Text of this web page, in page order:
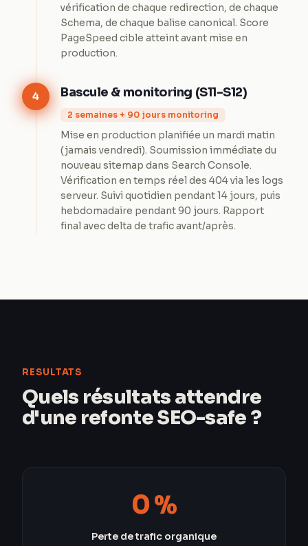
vérification de chaque redirection, de chaque
Schema, de chaque balise canonical. Score
PageSpeed cible atteint avant mise en
production.
4 Bascule & monitoring (S11-S12)
2 semaines + 90 jours monitoring
Mise en production planifiée un mardi matin
(jamais vendredi). Soumission immédiate du
nouveau sitemap dans Search Console.
Vérification en temps réel des 404 via les logs
serveur. Suivi quotidien pendant 14 jours, puis
hebdomadaire pendant 90 jours. Rapport
final avec delta de trafic avant/après.
RESULTATS
Quels résultats attendre
d'une refonte SEO-safe ?
0 %
Perte de trafic organique